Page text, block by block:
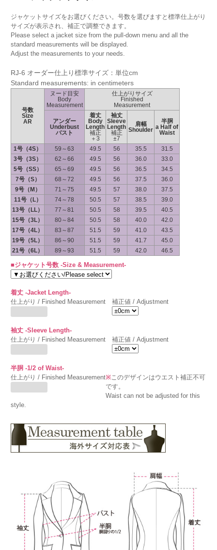
ジャケットサイズをお選びください。号数を選びますと標準仕上がり
サイズが表示され、補正で調整できます。
Please select a jacket size from the pull-down menu and all the
standard measurements will be displayed.
Adjust the measurements to your needs.
RJ-6 オーダー仕上り標準サイズ：単位cm
Standard measurements: in centimeters
号数
Size
AR
ヌード目安
Body
Measurement
仕上がりサイズ
Finished
Measurement
アンダー
Underbust
バスト
着丈
Body
Length
補正
＋3
袖丈
Sleeve
Length
補正
±7
肩幅
Shoulder
半胴
a Half of
Waist
1号（4S） 59～63 49.5 56 35.5
31.5
3号（3S）
62～66 49.5 56 36.0
33.0
5号（SS）
65～69 49.5 56 36.5
34.5
7号（S）
68～72 49.5 56 37.5
36.0
9号（M）
71～75 49.5 57 38.0
37.5
11号（L）
74～78 50.5 57 38.5
39.0
13号（LL）
77～81 50.5 58 39.5
40.5
15号（3L）
80～84 50.5 58 40.0
42.0
17号（4L）
83～87 51.5 59 41.0
43.5
19号（5L）
86～90 51.5 59 41.7
45.0
21号（6L）
89～93 51.5 59 42.0 46.5
■ジャケット号数 -Size & Measurement-
着丈 -Jacket Length-
仕上がり / Finished Measurement
補正値 / Adjustment
袖丈 -Sleeve Length-
仕上がり / Finished Measurement
補正値 / Adjustment
半胴 -1/2 of Waist-
仕上がり / Finished Measurement※このデザインはウエスト補正不可
です。
Waist can not be adjusted for this
style.